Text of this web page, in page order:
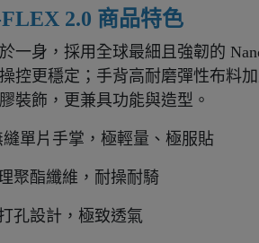
2.0 商品特色
一身，採用全球最細且強韌的
控更穩定；手背高耐磨彈性布料
裝飾，更兼具功能與造型。
單片手掌，極輕量、極服貼
聚酯纖維，耐操耐騎
孔設計，極致透氣